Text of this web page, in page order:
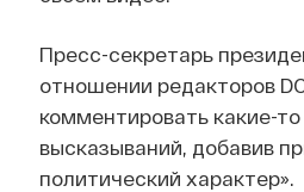
Пресс-секретарь
отношении редакторов
комментировать какие-
высказываний, добавив
политический характер».